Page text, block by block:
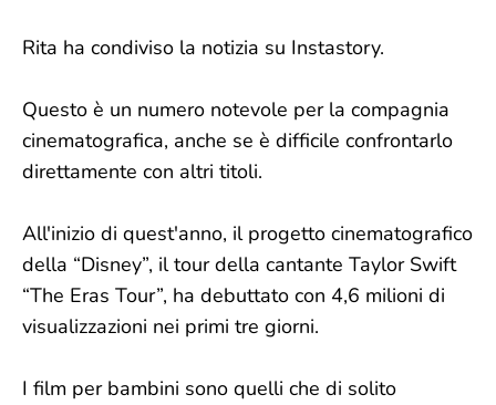
Rita ha condiviso la notizia su Instastory.
Questo è un numero notevole per la compagnia
cinematografica, anche se è difficile confrontarlo
direttamente con altri titoli.
All'inizio di quest'anno, il progetto cinematografico
della “Disney”, il tour della cantante Taylor Swift
“The Eras Tour”, ha debuttato con 4,6 milioni di
visualizzazioni nei primi tre giorni.
I film per bambini sono quelli che di solito